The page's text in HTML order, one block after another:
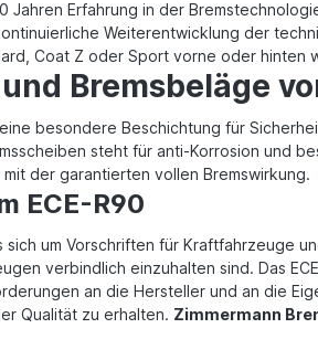
Erfahrung in der
Weiterentwicklung der
Coat Z oder Sport vorne oder hinten
Bremsbeläge
besondere Beschichtung für
steht für anti-Korrosion und
der garantierten vollen Bremswirkung.
ECE-R90
sich um Vorschriften für Kraftfahrzeuge
verbindlich einzuhalten sind. Das
an die Hersteller und an die
Qualität zu erhalten. Zimmermann